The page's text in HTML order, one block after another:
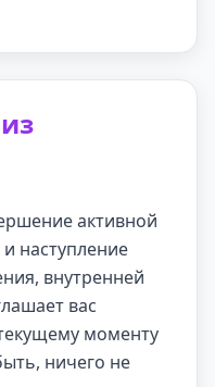
активной
наступление
внутренней
вас
моменту
ничего не